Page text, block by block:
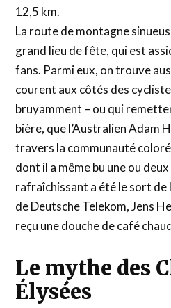
12,5 km.
La route de montagne
grand lieu de fête, qui est
fans. Parmi eux, on trouve
courent aux côtés des
bruyamment – ou qui
bière, que l’Australien Adam
travers la communauté
dont il a même bu une ou
rafraîchissant a été le sort de
de Deutsche Telekom, Jens
reçu une douche de café
Le mythe des
Élysées